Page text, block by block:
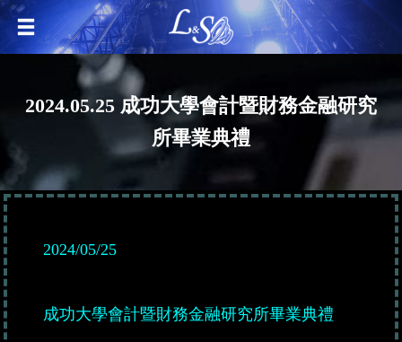
2024.05.25 成功大學會計暨財務金融研究
所畢業典禮
2024/05/25
成功大學會計暨財務金融研究所畢業典禮